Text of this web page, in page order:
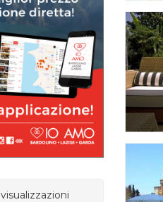
visualizzazioni